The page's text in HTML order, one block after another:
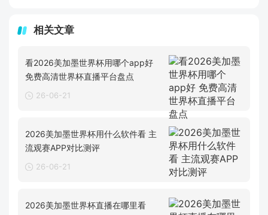
相关文章
看2026美加墨世界杯用哪个app好
免费高清世界杯直播平台盘点
26-06-21
2026美加墨世界杯用什么软件看 主
流观赛APP对比测评
26-06-21
2026美加墨世界杯直播在哪里看